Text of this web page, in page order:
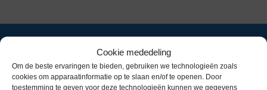
Cookie mededeling
Om de beste ervaringen te bieden, gebruiken we technologieën zoals
cookies om apparaatinformatie op te slaan en/of te openen. Door
toestemming te geven voor deze technologieën kunnen we gegevens